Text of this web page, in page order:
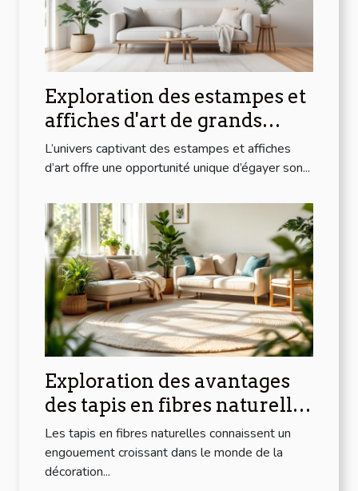
Exploration des estampes et
affiches d'art de grands
artistes modernes à prix
abordables
L’univers captivant des estampes et affiches
d’art offre une opportunité unique d’égayer son...
Exploration des avantages
des tapis en fibres naturelles
pour la maison
Les tapis en fibres naturelles connaissent un
engouement croissant dans le monde de la
décoration...